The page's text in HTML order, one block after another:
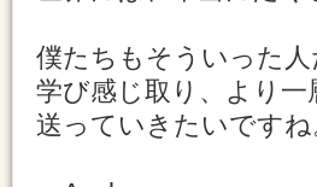
僕たちもそういった人
学び感じ取り、より
送っていきたいですね